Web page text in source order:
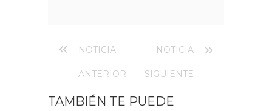
NOTICIA
ANTERIOR
NOTICIA
SIGUIENTE
TAMBIÉN TE PUEDE